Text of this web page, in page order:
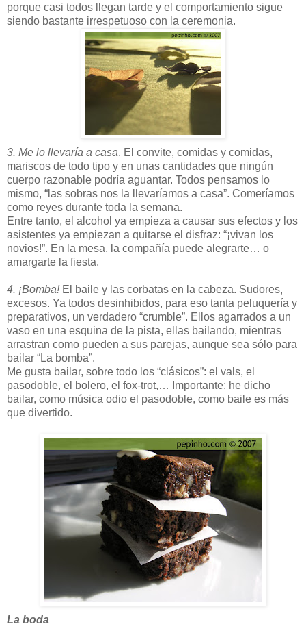
porque casi todos llegan tarde y el comportamiento sigue
siendo bastante irrespetuoso con la ceremonia.
3. Me lo llevaría a casa. El convite, comidas y comidas,
mariscos de todo tipo y en unas cantidades que ningún
cuerpo razonable podría aguantar. Todos pensamos lo
mismo, “las sobras nos la llevaríamos a casa”. Comeríamos
como reyes durante toda la semana.
Entre tanto, el alcohol ya empieza a causar sus efectos y los
asistentes ya empiezan a quitarse el disfraz: “¡vivan los
novios!”. En la mesa, la compañía puede alegrarte… o
amargarte la fiesta.
4. ¡Bomba!El baile y las corbatas en la cabeza. Sudores,
excesos. Ya todos desinhibidos, para eso tanta peluquería y
preparativos, un verdadero “crumble”. Ellos agarrados a un
vaso en una esquina de la pista, ellas bailando, mientras
arrastran como pueden a sus parejas, aunque sea sólo para
bailar “La bomba”.
Me gusta bailar, sobre todo los “clásicos”: el vals, el
pasodoble, el bolero, el fox-trot,… Importante: he dicho
bailar, como música odio el pasodoble, como baile es más
que divertido.
La boda